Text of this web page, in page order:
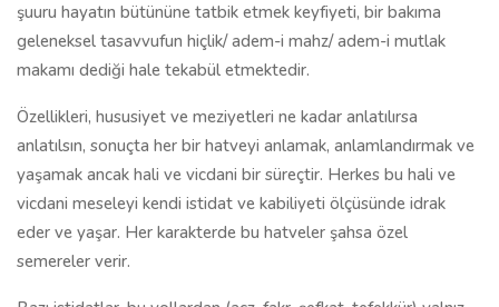
şuuru hayatın bütününe tatbik etmek keyfiyeti, bir bakıma
geleneksel tasavvufun hiçlik/ adem-i mahz/ adem-i mutlak
makamı dediği hale tekabül etmektedir.
Özellikleri, hususiyet ve meziyetleri ne kadar anlatılırsa
anlatılsın, sonuçta her bir hatveyi anlamak, anlamlandırmak ve
yaşamak ancak hali ve vicdani bir süreçtir. Herkes bu hali ve
vicdani meseleyi kendi istidat ve kabiliyeti ölçüsünde idrak
eder ve yaşar. Her karakterde bu hatveler şahsa özel
semereler verir.